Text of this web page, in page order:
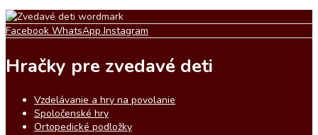
Facebook WhatsApp Instagram
Hračky pre zvedavé deti
Vzdelávanie a hry na povolanie
Spoločenské hry
Ortopedické podložky